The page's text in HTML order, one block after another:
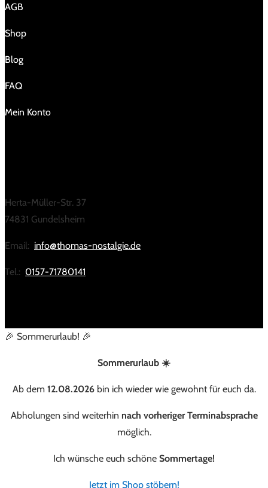
AGB
Shop
Blog
FAQ
Mein Konto
Herta-Müller-Str. 37
74831 Gundelsheim
Email: info@thomas-nostalgie.de
Tel.: 0157-71780141
🎉 Sommerurlaub! 🎉
Sommerurlaub ☀️
Ab dem 12.08.2026bin ich wieder wie gewohnt für euch da.
Abholungen sind weiterhin nach vorheriger Terminabsprache
möglich.
Ich wünsche euch schöne Sommertage!
Jetzt im Shop stöbern!